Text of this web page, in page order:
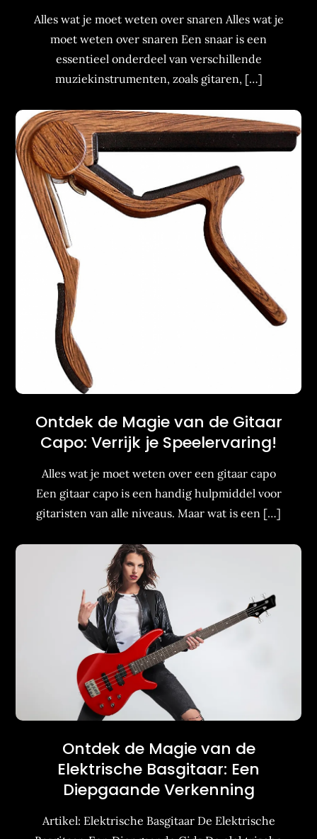
Alles wat je moet weten over snaren Alles wat je
moet weten over snaren Een snaar is een
essentieel onderdeel van verschillende
muziekinstrumenten, zoals gitaren, […]
Ontdek de Magie van de Gitaar
Capo: Verrijk je Speelervaring!
Alles wat je moet weten over een gitaar capo
Een gitaar capo is een handig hulpmiddel voor
gitaristen van alle niveaus. Maar wat is een […]
Ontdek de Magie van de
Elektrische Basgitaar: Een
Diepgaande Verkenning
Artikel: Elektrische Basgitaar De Elektrische